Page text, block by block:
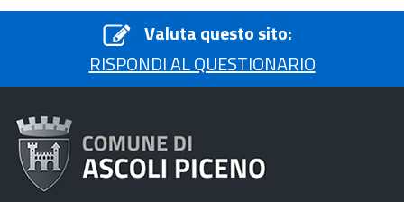
Valuta questo sito:
RISPONDI AL QUESTIONARIO